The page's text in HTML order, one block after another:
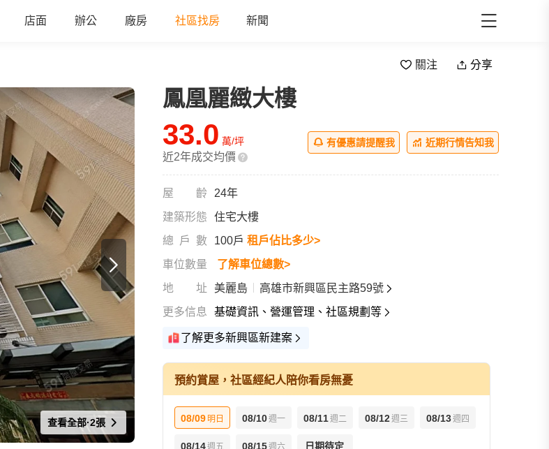
店面 辦公 廠房 社區找房 新聞
關注 分享
查看全部·2張
all
鳳凰麗緻大樓
33.0 萬/坪
近2年成交均價
有優惠請提醒我 近期行情告知我
屋齡
24年
建築形態
住宅大樓
總戶數
100戶 租戶佔比多少>
車位數量
了解車位總數>
地址
美麗島
高雄市新興區民主路59號
更多信息
基礎資訊、營運管理、社區規劃等
了解更多新興區新建案
預約賞屋，社區經紀人陪你看房無憂
08/09 明日 08/10週一 08/11週二 08/12週三 08/13週四
08/14週五 08/15週六 日期待定